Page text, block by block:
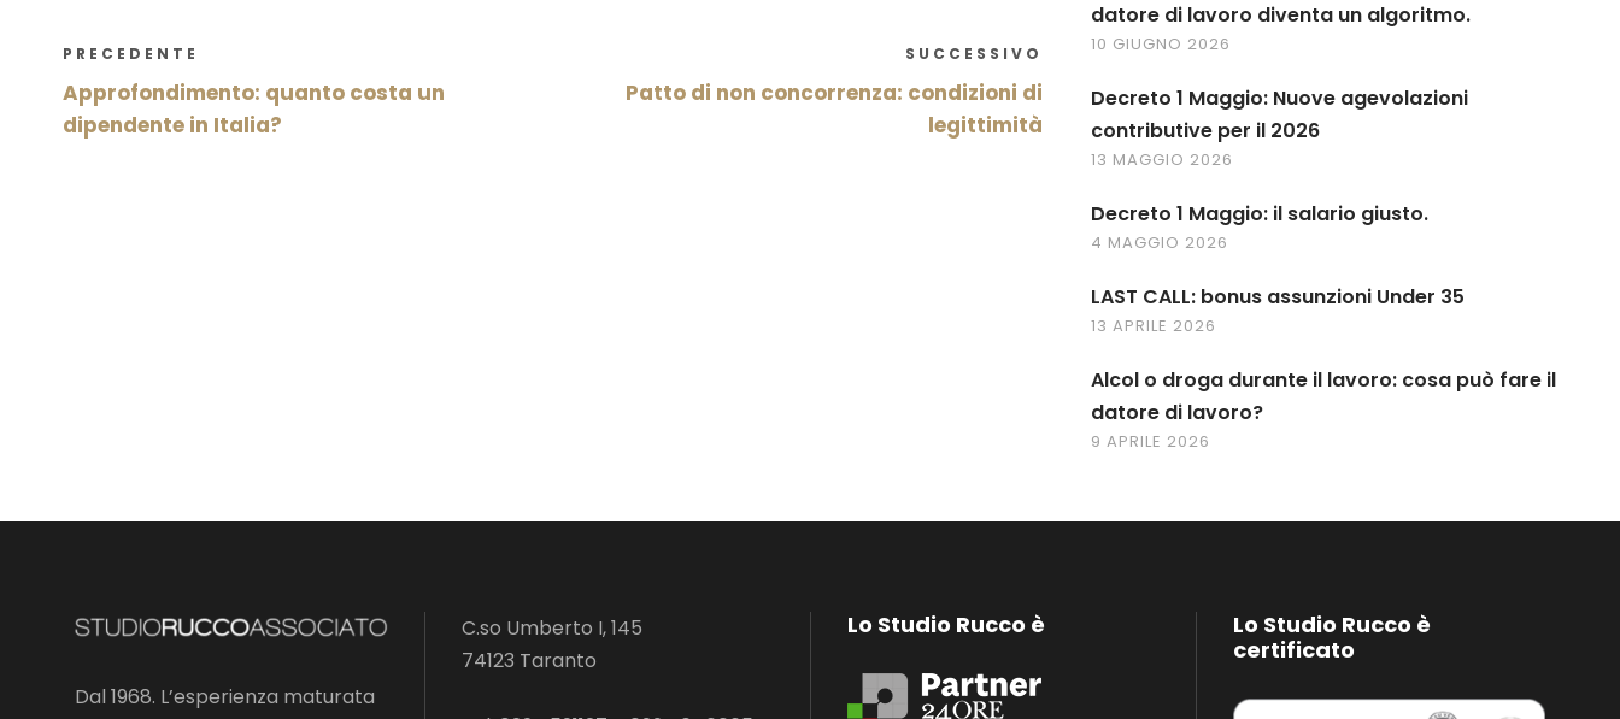
PRECEDENTE
Approfondimento: quanto costa un
dipendente in Italia?
SUCCESSIVO
Patto di non concorrenza: condizioni di
legittimità
datore di lavoro diventa un algoritmo.
10 GIUGNO 2026
Decreto 1 Maggio: Nuove agevolazioni
contributive per il 2026
13 MAGGIO 2026
Decreto 1 Maggio: il salario giusto.
4 MAGGIO 2026
LAST CALL: bonus assunzioni Under 35
13 APRILE 2026
Alcol o droga durante il lavoro: cosa può fare il
datore di lavoro?
9 APRILE 2026
Dal 1968. L’esperienza maturata
C.so Umberto I, 145
74123 Taranto
Lo Studio Rucco è
Lo Studio Rucco è
certificato